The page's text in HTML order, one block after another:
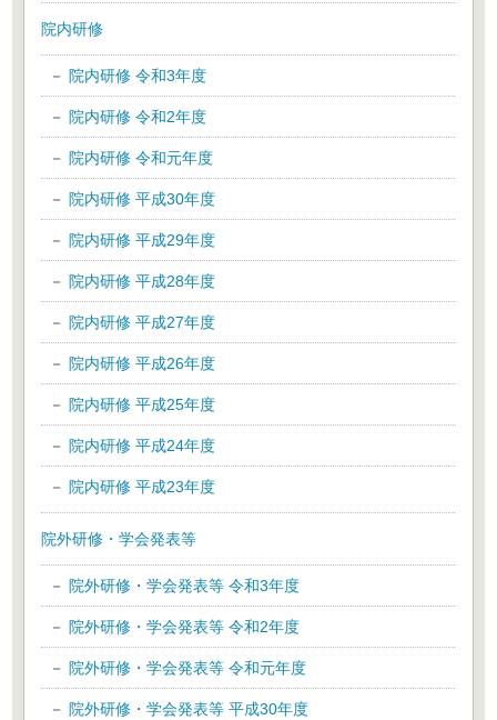
院内研修
院内研修 令和3年度
院内研修 令和2年度
院内研修 令和元年度
院内研修 平成30年度
院内研修 平成29年度
院内研修 平成28年度
院内研修 平成27年度
院内研修 平成26年度
院内研修 平成25年度
院内研修 平成24年度
院内研修 平成23年度
院外研修・学会発表等
院外研修・学会発表等 令和3年度
院外研修・学会発表等 令和2年度
院外研修・学会発表等 令和元年度
院外研修・学会発表等 平成30年度